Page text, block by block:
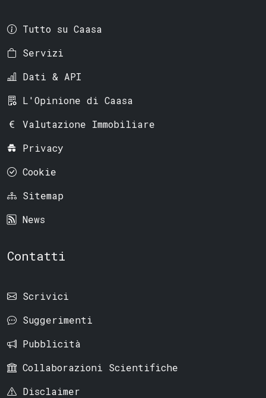
Tutto su Caasa
Servizi
Dati & API
L'Opinione di Caasa
Valutazione Immobiliare
Privacy
Cookie
Sitemap
News
Contatti
Scrivici
Suggerimenti
Pubblicità
Collaborazioni Scientifiche
Disclaimer